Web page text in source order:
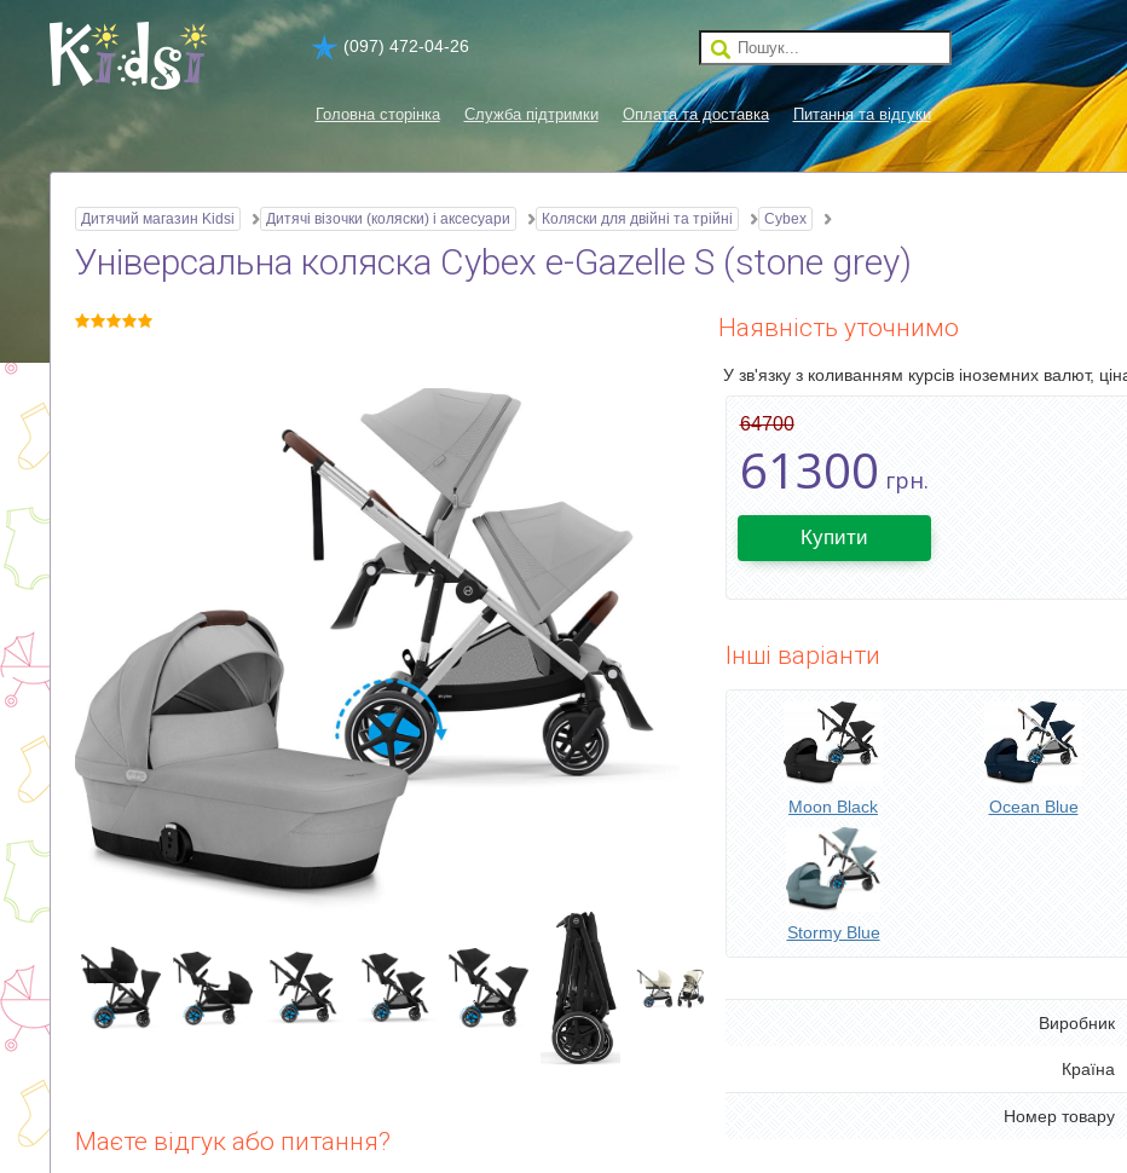
(097) 472-04-26
Головна сторінка Служба підтримки Оплата та доставка Питання та відгуки
Дитячий магазин Kidsi Дитячі візочки (коляски) і аксесуари Коляски для двійні та трійні Cybex
Універсальна коляска Cybex e-Gazelle S (stone grey)
Наявність уточнимо
У зв'язку з коливанням курсів іноземних валют,
Маєте відгук або питання?
64700
61300 грн.
Купити
Інші варіанти
Moon Black Ocean Blue
Stormy Blue
Виробник
Країна
Номер товару